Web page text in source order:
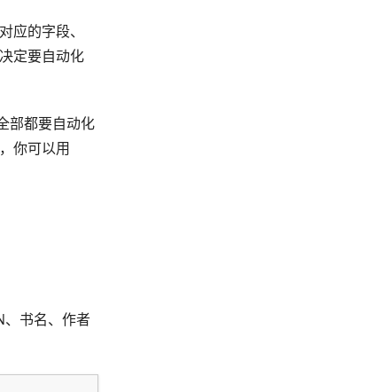
应的字段、
定要自动化
部都要自动化
你可以用
、书名、作者